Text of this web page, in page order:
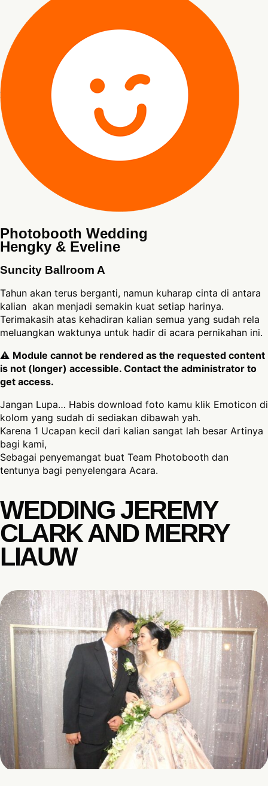
Photobooth Wedding
Hengky & Eveline
Suncity Ballroom A
Tahun akan terus berganti, namun kuharap cinta di antara
kalian akan menjadi semakin kuat setiap harinya.
Terimakasih atas kehadiran kalian semua yang sudah rela
meluangkan waktunya untuk hadir di acara pernikahan ini.
⚠ Module cannot be rendered as the requested content
is not (longer) accessible. Contact the administrator to
get access.
Jangan Lupa… Habis download foto kamu klik Emoticon di
kolom yang sudah di sediakan dibawah yah.
Karena 1 Ucapan kecil dari kalian sangat lah besar Artinya
bagi kami,
Sebagai penyemangat buat Team Photobooth dan
tentunya bagi penyelengara Acara.
WEDDING JEREMY
CLARK AND MERRY
LIAUW